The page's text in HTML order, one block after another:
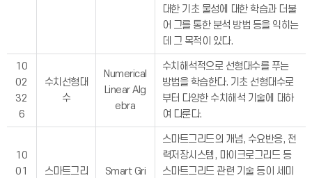
대한 기초 물성에 대한 학습과 더불
어 그를 통한 분석 방법 등을 익히는
데 그 목적이 있다.
10
02
32
6
수치선형대
수
Numerical
Linear Alg
ebra
수치해석적으로 선형대수를 푸는
방법을 학습한다. 기초 선형대수로
부터 다양한 수치해석 기술에 대하
여 다룬다.
10
01
스마트그리
Smart Gri
스마트그리드의 개념, 수요반응, 전
력저장시스템, 마이크로그리드 등
스마트그리드 관련 기술 등이 세미